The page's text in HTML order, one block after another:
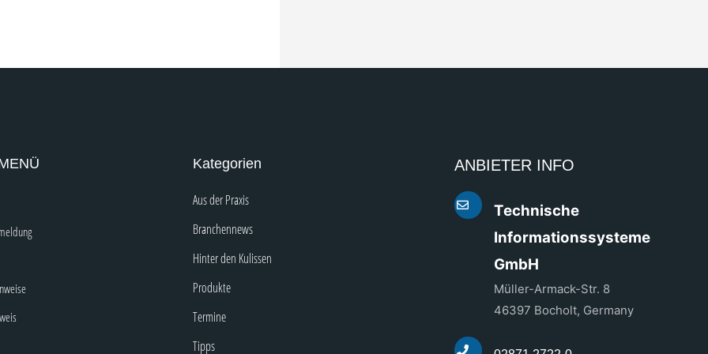
Kategorien
Aus der Praxis
Branchennews
Hinter den Kulissen
Produkte
Termine
Tipps
ANBIETER INFO
Technische
Informationssysteme
GmbH
Müller-Armack-Str. 8
46397 Bocholt, Germany